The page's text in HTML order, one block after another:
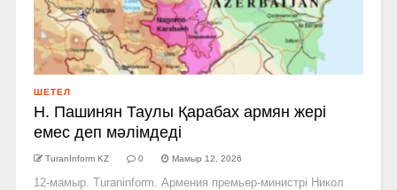
ШЕТЕЛ
Н. Пашинян Таулы Қарабах армян жері
емес деп мәлімдеді
TuranInform KZ 0 Мамыр 12, 2026
12-мамыр. Turaninform. Армения премьер-министрі Никол